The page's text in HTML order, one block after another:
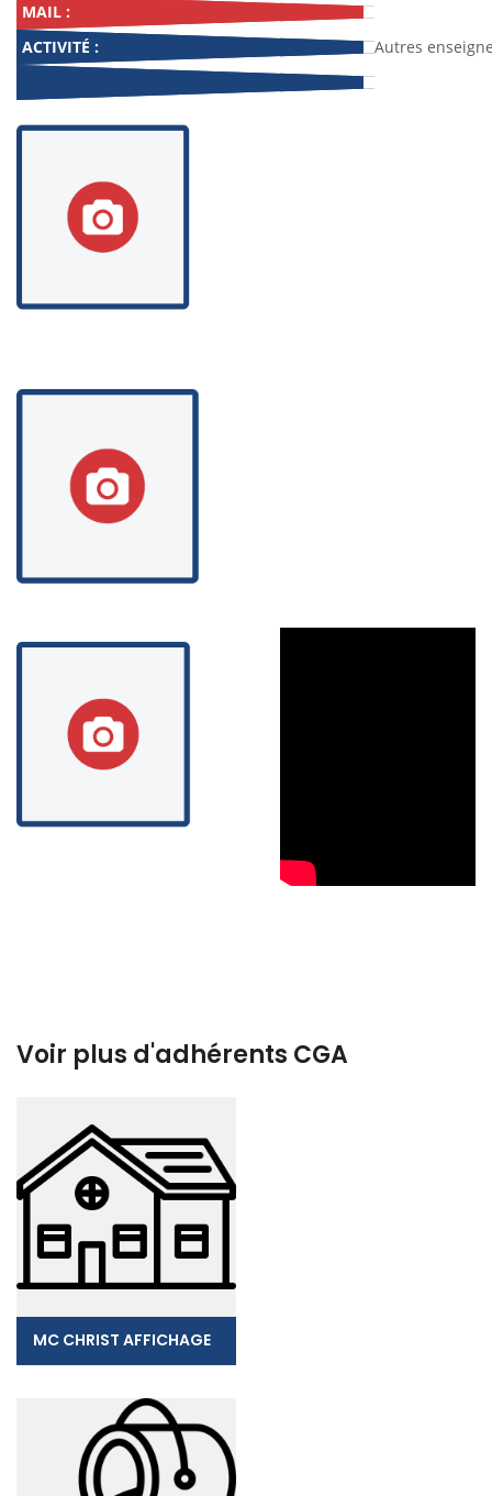
MAIL :
ACTIVITÉ :
Autres
Voir plus d'adhérents CGA
MC CHRIST AFFICHAGE